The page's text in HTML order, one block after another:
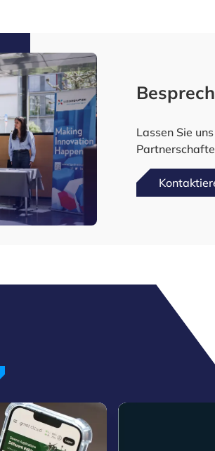
Lassen Sie